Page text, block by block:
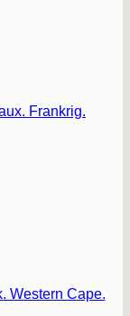
Frankrig.